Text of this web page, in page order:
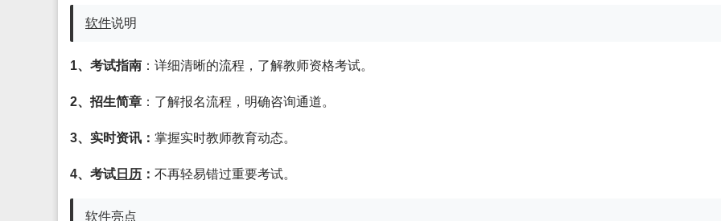
软件说明
1、考试指南 ：详细清晰的流程，了解教师资格考试。
2、招生简章 ：了解报名流程，明确咨询通道。
3、实时资讯： 掌握实时教师教育动态。
4、考试 日历 ： 不再轻易错过重要考试。
软件亮点